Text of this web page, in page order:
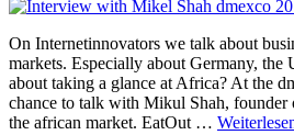
On Internetinnovators we talk about
markets. Especially about Germany,
about taking a glance at Africa? At the
chance to talk with Mikul Shah, founder
the african market. EatOut …